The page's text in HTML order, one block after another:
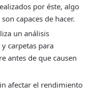
por éste, algo
capaces de hacer.
un análisis
carpetas para
antes de que causen
afectar el rendimiento